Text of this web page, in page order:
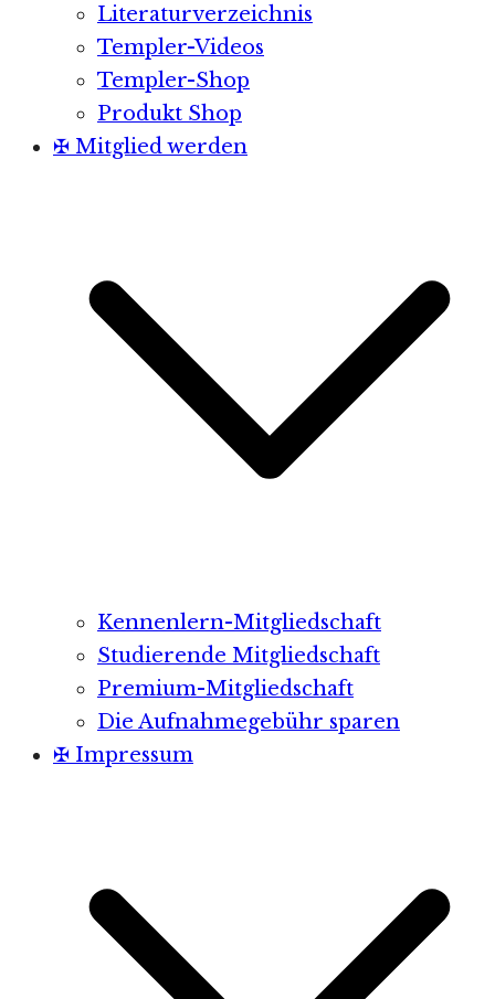
Literaturverzeichnis
Templer-Videos
Templer-Shop
Produkt Shop
✠ Mitglied werden
Kennenlern-Mitgliedschaft
Studierende Mitgliedschaft
Premium-Mitgliedschaft
Die Aufnahmegebühr sparen
✠ Impressum